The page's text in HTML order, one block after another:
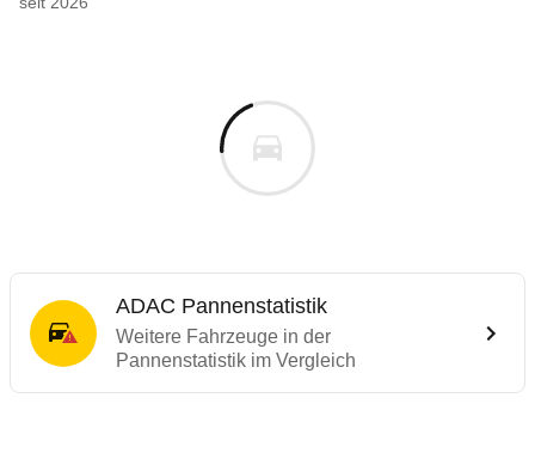
ADAC Pannenstatistik
Weitere Fahrzeuge in der
Pannenstatistik im Vergleich